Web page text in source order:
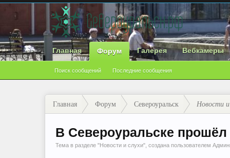
Главная Форум
Поиск сообщений Последние сообщения
Галерея Вебкамеры
Главная Форум Североуральск Новости и
В Североуральске
Тема в разделе "Новости и слухи", создана пользователем